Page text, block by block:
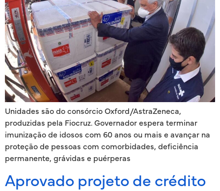
Unidades são do consórcio Oxford/AstraZeneca,
produzidas pela Fiocruz. Governador espera terminar
imunização de idosos com 60 anos ou mais e avançar na
proteção de pessoas com comorbidades, deficiência
permanente, grávidas e puérperas
Aprovado projeto de crédito